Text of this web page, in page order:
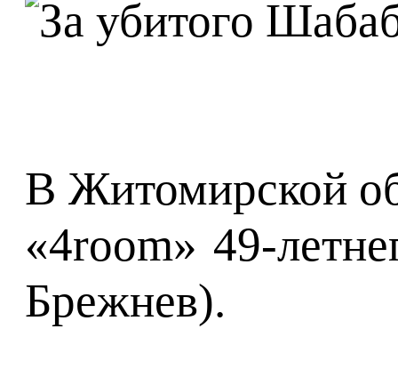
В Житомирской
«4room» 49-
Брежнев).